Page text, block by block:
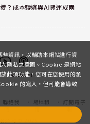
？成本轉嫁與AI貨運成兩
Podcast
聯絡我
場地租
訂閱電子
資訊，以輔助本網站進行資
隱私之意圖。Cookie 是網站
此項功能，您可在您使用的瀏
的寫入，但可能會導致